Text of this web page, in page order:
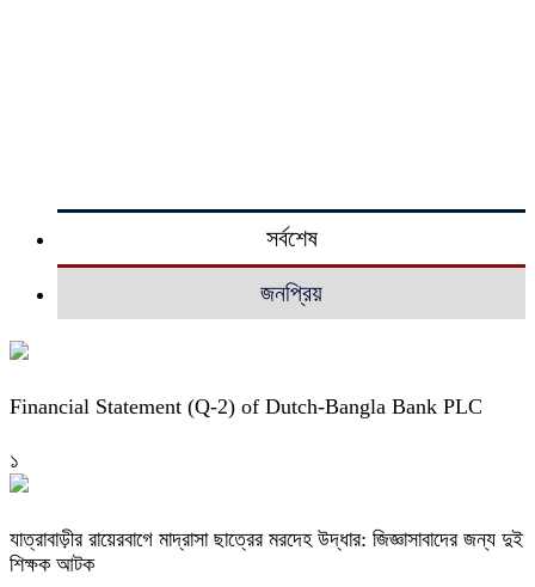
সর্বশেষ
জনপ্রিয়
Financial Statement (Q-2) of Dutch-Bangla Bank PLC
১
যাত্রাবাড়ীর রায়েরবাগে মাদ্রাসা ছাত্রের মরদেহ উদ্ধার: জিজ্ঞাসাবাদের জন্য দুই
শিক্ষক আটক